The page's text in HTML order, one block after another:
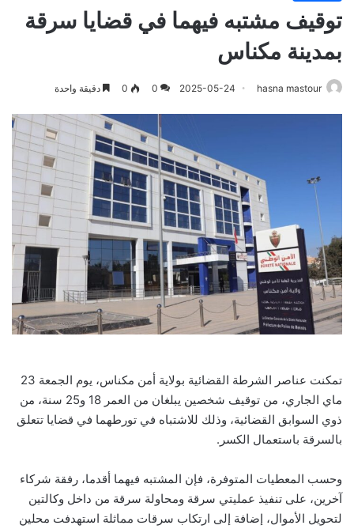
توقيف مشتبه فيهما في قضايا سرقة
بمدينة مكناس
hasna mastour
2025-05-24
0
0 دقيقة واحدة
تمكنت عناصر الشرطة القضائية بولاية أمن مكناس، يوم الجمعة 23
ماي الجاري، من توقيف شخصين يبلغان من العمر 18 و25 سنة، من
ذوي السوابق القضائية، وذلك للاشتباه في تورطهما في قضايا تتعلق
بالسرقة باستعمال الكسر.
وحسب المعطيات المتوفرة، فإن المشتبه فيهما أقدما، رفقة شركاء
آخرين، على تنفيذ عمليتي سرقة ومحاولة سرقة من داخل وكالتين
لتحويل الأموال، إضافة إلى ارتكاب سرقات مماثلة استهدفت محلين